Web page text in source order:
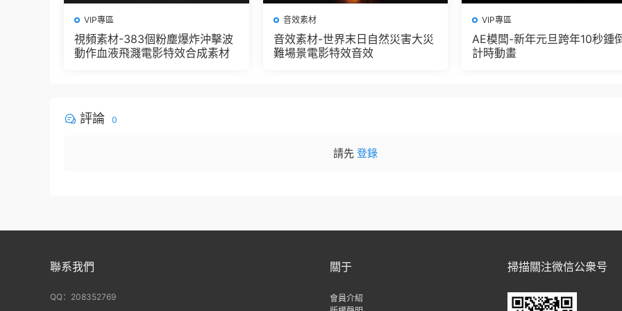
VIP專區
視頻素材-383個粉塵爆炸沖擊波
動作血液飛濺電影特效合成素材
音效素材
音效素材-世界末日自然災害大災
難場景電影特效音效
VIP專區
AE模闆-新年元旦跨年10秒鍾
計時動畫
評論 0
請先 登錄
聯系我們
QQ：208352769
關于
會員介紹
掃描關注微信公衆号